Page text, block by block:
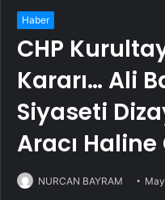
Haber
CHP
Kararı… Ali
Siyaseti
Aracı
NURCAN BAYRAM